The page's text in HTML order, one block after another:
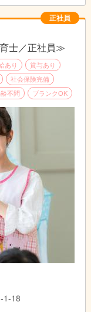
離が近くアットホ
正社員
士／正社員≫
あり
賞与あり
社会保険完備
不問 ブランクOK
1-18